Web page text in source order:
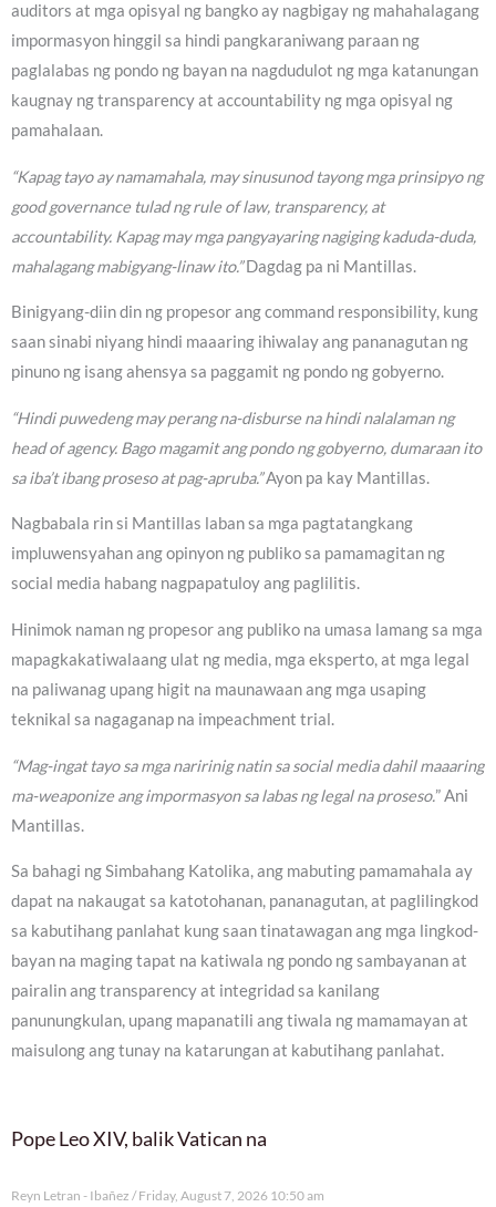
auditors at mga opisyal ng bangko ay nagbigay ng mahahalagang
impormasyon hinggil sa hindi pangkaraniwang paraan ng
paglalabas ng pondo ng bayan na nagdudulot ng mga katanungan
kaugnay ng transparency at accountability ng mga opisyal ng
pamahalaan.
“Kapag tayo ay namamahala, may sinusunod tayong mga prinsipyo ng
good governance tulad ng rule of law, transparency, at
accountability. Kapag may mga pangyayaring nagiging kaduda-duda,
mahalagang mabigyang-linaw ito.”Dagdag pa ni Mantillas.
Binigyang-diin din ng propesor ang command responsibility, kung
saan sinabi niyang hindi maaaring ihiwalay ang pananagutan ng
pinuno ng isang ahensya sa paggamit ng pondo ng gobyerno.
“Hindi puwedeng may perang na-disburse na hindi nalalaman ng
head of agency. Bago magamit ang pondo ng gobyerno, dumaraan ito
sa iba’t ibang proseso at pag-apruba.”Ayon pa kay Mantillas.
Nagbabala rin si Mantillas laban sa mga pagtatangkang
impluwensyahan ang opinyon ng publiko sa pamamagitan ng
social media habang nagpapatuloy ang paglilitis.
Hinimok naman ng propesor ang publiko na umasa lamang sa mga
mapagkakatiwalaang ulat ng media, mga eksperto, at mga legal
na paliwanag upang higit na maunawaan ang mga usaping
teknikal sa nagaganap na impeachment trial.
“Mag-ingat tayo sa mga naririnig natin sa social media dahil maaaring
ma-weaponize ang impormasyon sa labas ng legal na proseso.” Ani
Mantillas.
Sa bahagi ng Simbahang Katolika, ang mabuting pamamahala ay
dapat na nakaugat sa katotohanan, pananagutan, at paglilingkod
sa kabutihang panlahat kung saan tinatawagan ang mga lingkod-
bayan na maging tapat na katiwala ng pondo ng sambayanan at
pairalin ang transparency at integridad sa kanilang
panunungkulan, upang mapanatili ang tiwala ng mamamayan at
maisulong ang tunay na katarungan at kabutihang panlahat.
Pope Leo XIV, balik Vatican na
Reyn Letran - Ibañez Friday, August 7, 2026 10:50 am